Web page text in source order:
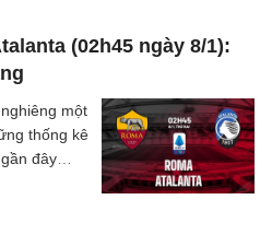
(02h45 ngày 8/1):
một
thống kê
đây
có